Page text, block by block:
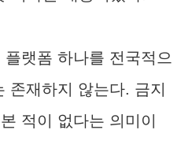
랫폼 하나를 전국적으
존재하지 않는다. 금지
적이 없다는 의미이